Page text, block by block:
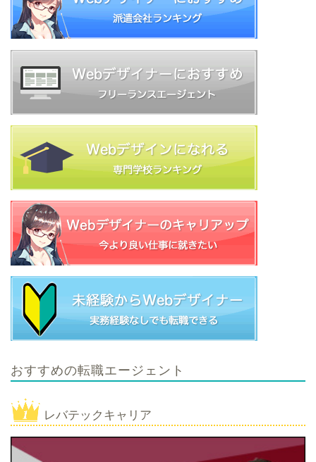
おすすめの転職エージェント
レバテックキャリア